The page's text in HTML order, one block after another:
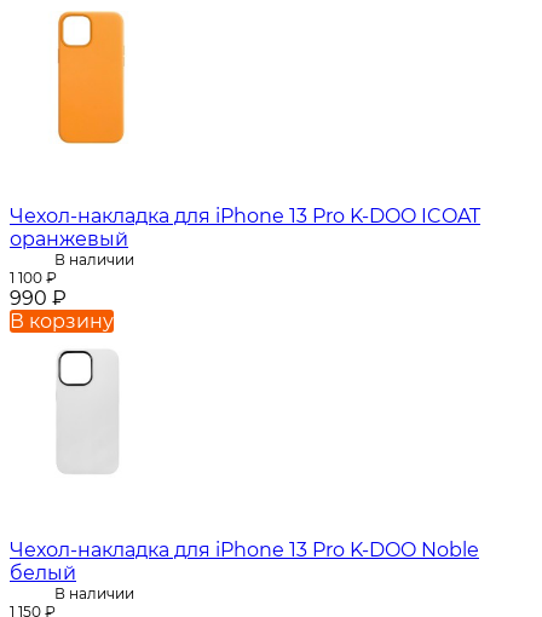
Чехол-накладка для iPhone 13 Pro K-DOO ICOAT
оранжевый
В наличии
1 100 ₽
990 ₽
В корзину
Чехол-накладка для iPhone 13 Pro K-DOO Noble
белый
В наличии
1 150 ₽